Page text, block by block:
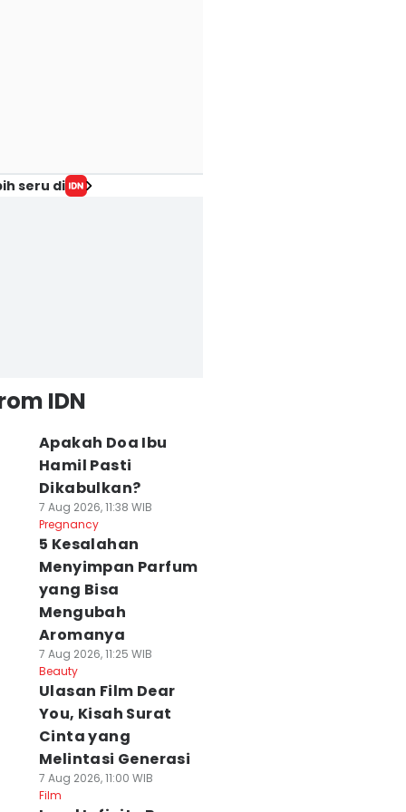
seru di
IDN
Apakah Doa Ibu
Hamil Pasti
Dikabulkan?
7 Aug 2026, 11:38 WIB
Pregnancy
5 Kesalahan
Menyimpan Parfum
yang Bisa
Mengubah
Aromanya
7 Aug 2026, 11:25 WIB
Beauty
Ulasan Film Dear
You, Kisah Surat
Cinta yang
Melintasi Generasi
7 Aug 2026, 11:00 WIB
Film